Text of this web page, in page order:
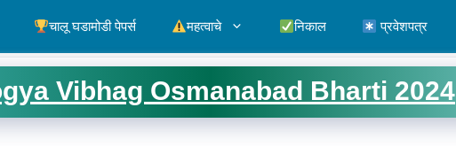
चालू घडामोडी पेपर्स महत्वाचे निकाल प्रवेशपत्र
Vibhag Osmanabad Bharti 2024